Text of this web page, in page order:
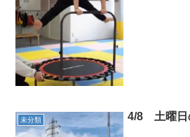
未分類 4/8 土曜日